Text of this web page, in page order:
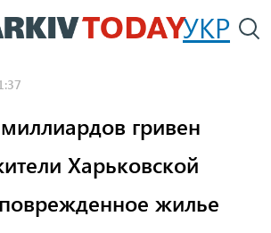
Перейти
к
УКР
гривен
Харьковской
жилье